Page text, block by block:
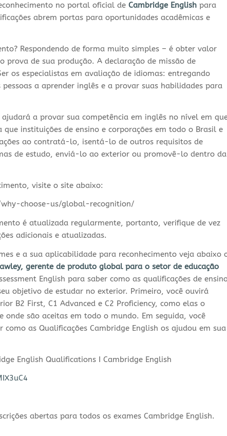
no portal oficial de Cambridge English para
abrem portas para oportunidades acadêmicas e
Respondendo de forma muito simples – é obter valor
prova de sua produção. A declaração de missão de
os especialistas em avaliação de idiomas: entregando
a aprender inglês e a provar suas habilidades para
ajudará a provar sua competência em inglês no nível em
que instituições de ensino e corporações em todo o Brasil e
ao contratá-lo, isentá-lo de outros requisitos de
de estudo, enviá-lo ao exterior ou promovê-lo dentro da
visite o site abaixo:
choose-us/global-recognition/
é atualizada regularmente, portanto, verifique de vez
adicionais e atualizadas.
e a sua aplicabilidade para reconhecimento veja abaixo
gerente de produto global para o setor de educação
English para saber como as qualificações de
objetivo de estudar no exterior. Primeiro, você ouvirá
B2 First, C1 Advanced e C2 Proficiency, como elas o
são aceitas em todo o mundo. Em seguida, você
as Qualificações Cambridge English os ajudou em sua
English Qualifications I Cambridge English
abertas para todos os exames Cambridge English.